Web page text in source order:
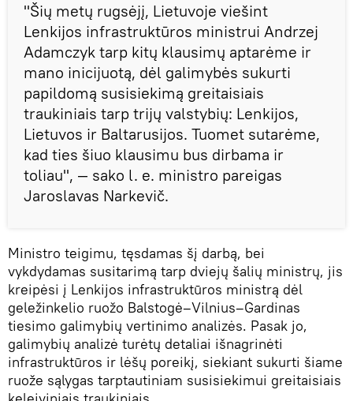
"Šių metų rugsėjį, Lietuvoje viešint
Lenkijos infrastruktūros ministrui Andrzej
Adamczyk tarp kitų klausimų aptarėme ir
mano inicijuotą, dėl galimybės sukurti
papildomą susisiekimą greitaisiais
traukiniais tarp trijų valstybių: Lenkijos,
Lietuvos ir Baltarusijos. Tuomet sutarėme,
kad ties šiuo klausimu bus dirbama ir
toliau", — sako l. e. ministro pareigas
Jaroslavas Narkevič.
Ministro teigimu, tęsdamas šį darbą, bei
vykdydamas susitarimą tarp dviejų šalių ministrų, jis
kreipėsi į Lenkijos infrastruktūros ministrą dėl
geležinkelio ruožo Balstogė–Vilnius–Gardinas
tiesimo galimybių vertinimo analizės. Pasak jo,
galimybių analizė turėtų detaliai išnagrinėti
infrastruktūros ir lėšų poreikį, siekiant sukurti šiame
ruože sąlygas tarptautiniam susisiekimui greitaisiais